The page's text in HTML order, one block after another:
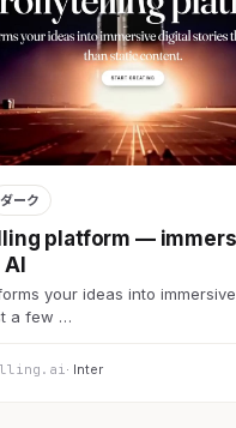
ダーク
platform —
your ideas into
a few …
· Inter